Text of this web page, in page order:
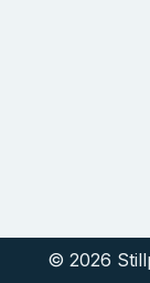
© 2026